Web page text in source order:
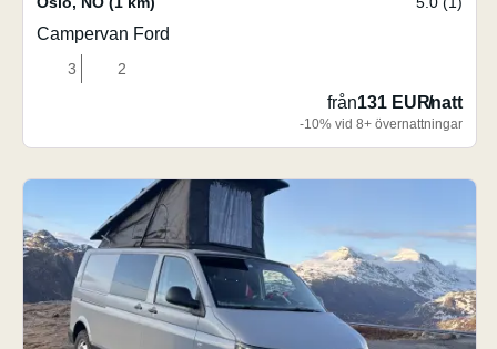
Campervan Ford
3 2
från131 EUR/natt
-10% vid 8+ övernattningar